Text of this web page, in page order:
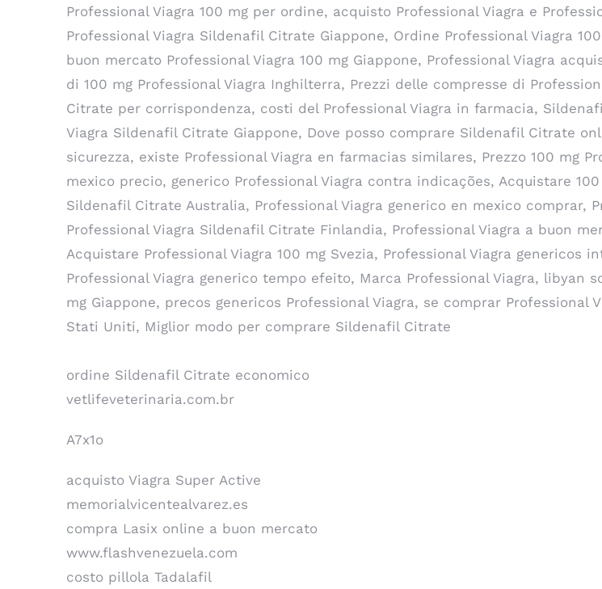
Professional Viagra 100 mg per ordine, acquisto Professional Viagra e
Professional Viagra Sildenafil Citrate Giappone, Ordine Professional Viagra
buon mercato Professional Viagra 100 mg Giappone, Professional Viagra
di 100 mg Professional Viagra Inghilterra, Prezzi delle compresse di
Citrate per corrispondenza, costi del Professional Viagra in farmacia,
Viagra Sildenafil Citrate Giappone, Dove posso comprare Sildenafil Citrate
sicurezza, existe Professional Viagra en farmacias similares, Prezzo 100 mg
mexico precio, generico Professional Viagra contra indicações, Acquistare
Sildenafil Citrate Australia, Professional Viagra generico en mexico comprar,
Professional Viagra Sildenafil Citrate Finlandia, Professional Viagra a buon
Acquistare Professional Viagra 100 mg Svezia, Professional Viagra genericos
Professional Viagra generico tempo efeito, Marca Professional Viagra, libyan
mg Giappone, precos genericos Professional Viagra, se comprar Professional
Stati Uniti, Miglior modo per comprare Sildenafil Citrate
ordine Sildenafil Citrate economico
vetlifeveterinaria.com.br
A7x1o
acquisto Viagra Super Active
memorialvicentealvarez.es
compra Lasix online a buon mercato
www.flashvenezuela.com
costo pillola Tadalafil